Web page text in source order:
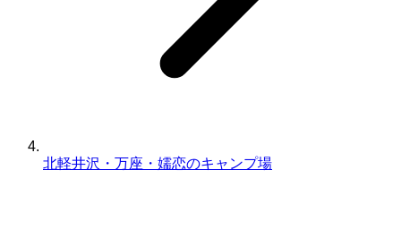
北軽井沢・万座・嬬恋のキャンプ場